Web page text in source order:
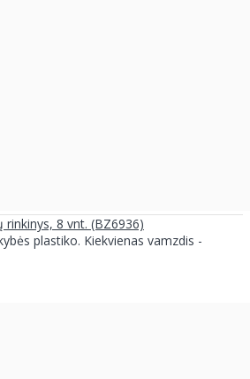
8 vnt. (BZ6936)
plastiko. Kiekvienas vamzdis -